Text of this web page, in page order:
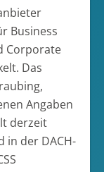
Business
Corporate
Das
Angaben
derzeit
in der DACH-